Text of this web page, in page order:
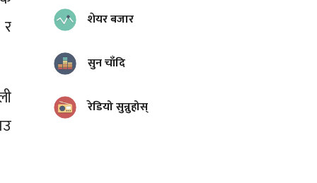
शेयर बजार
सुन चाँदि
रेडियो सुन्नुहोस्